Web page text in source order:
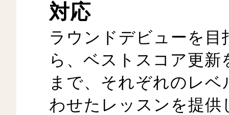
対応
ラウンドデビューを目
ら、ベストスコア更新
まで、それぞれのレベ
わせたレッスンを提供